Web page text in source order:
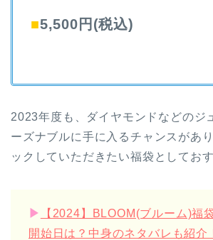
■5,500円(税込)
2023年度も、ダイヤモンドなどのジ
ーズナブルに手に入るチャンスがあ
ックしていただきたい福袋としてお
▶︎
【2024】BLOOM(ブルーム)福
開始日は？中身のネタバレも紹介